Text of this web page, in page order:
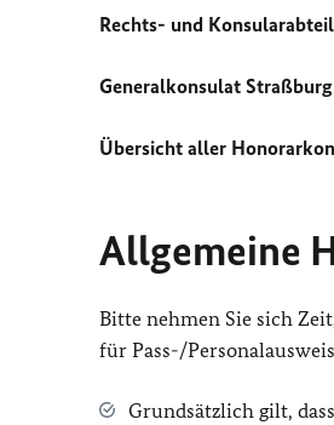
Rechts- und
Generalkonsulat Straßburg
Übersicht aller
Allgemeine
Bitte nehmen Sie sich
für Pass-/
Grundsätzlich gilt, dass